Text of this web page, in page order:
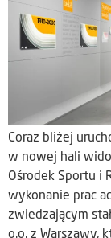
Coraz bliżej
w nowej hali
Ośrodek Sportu i
wykonanie prac
zwiedzającym
o.o. z Warszawy,